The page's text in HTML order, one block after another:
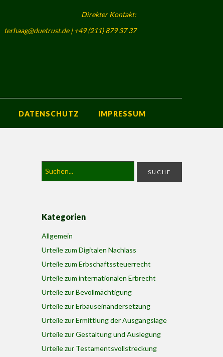
Direkter Kontakt:
terhaag@duetrust.de | +49 (211) 879 37 37
DATENSCHUTZ IMPRESSUM
Kategorien
Allgemein
Urteile zum Digitalen Nachlass
Urteile zum Erbschaftssteuerrecht
Urteile zum internationalen Erbrecht
Urteile zur Bevollmächtigung
Urteile zur Erbauseinandersetzung
Urteile zur Ermittlung der Ausgangslage
Urteile zur Gestaltung und Auslegung
Urteile zur Testamentsvollstreckung